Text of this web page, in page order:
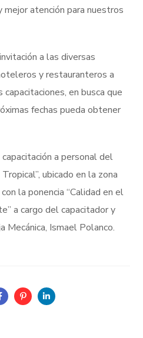
atención para nuestros
a las diversas
y restauranteros a
en busca que
fechas pueda obtener
a personal del
ubicado en la zona
la ponencia “Calidad en el
a cargo del capacitador y
Mecánica, Ismael Polanco.